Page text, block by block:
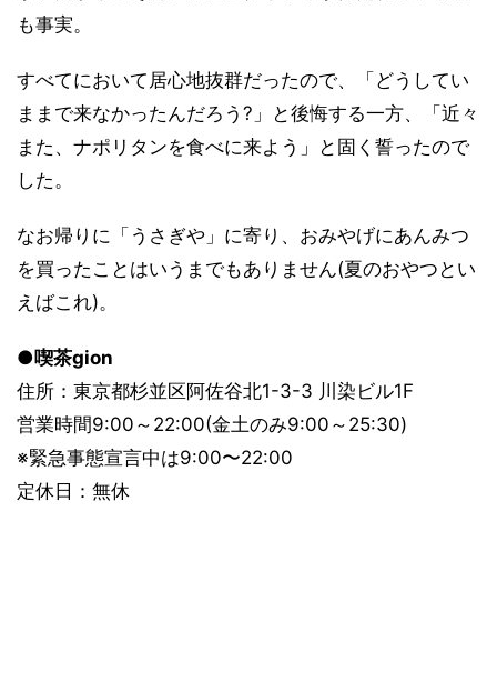
も事実。
すべてにおいて居心地抜群だったので、「どうしてい
ままで来なかったんだろう?」と後悔する一方、「近々
また、ナポリタンを食べに来よう」と固く誓ったので
した。
なお帰りに「うさぎや」に寄り、おみやげにあんみつ
を買ったことはいうまでもありません(夏のおやつとい
えばこれ)。
●喫茶gion
住所：東京都杉並区阿佐谷北1-3-3 川染ビル1F
営業時間9:00～22:00(金土のみ9:00～25:30)
※緊急事態宣言中は9:00〜22:00
定休日：無休